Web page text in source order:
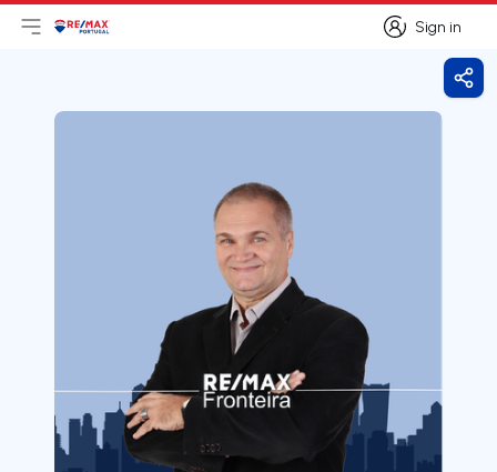
Sign in
Sign in
Open main menu
LogoGo to homepage